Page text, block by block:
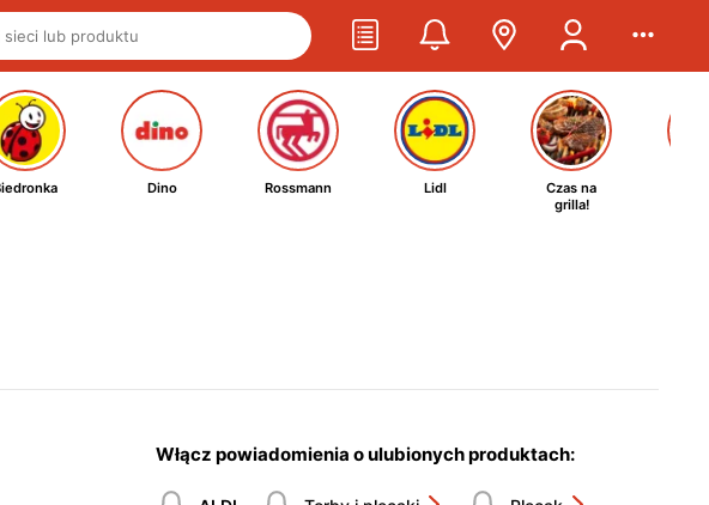
Dino Rossmann Lidl
Czas na
grilla!
Włącz powiadomienia o ulubionych produktach: